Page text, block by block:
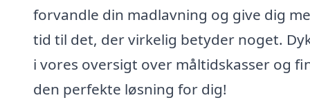
forvandle din madlavning og give dig
tid til det, der virkelig betyder noget.
i vores oversigt over måltidskasser og
den perfekte løsning for dig!